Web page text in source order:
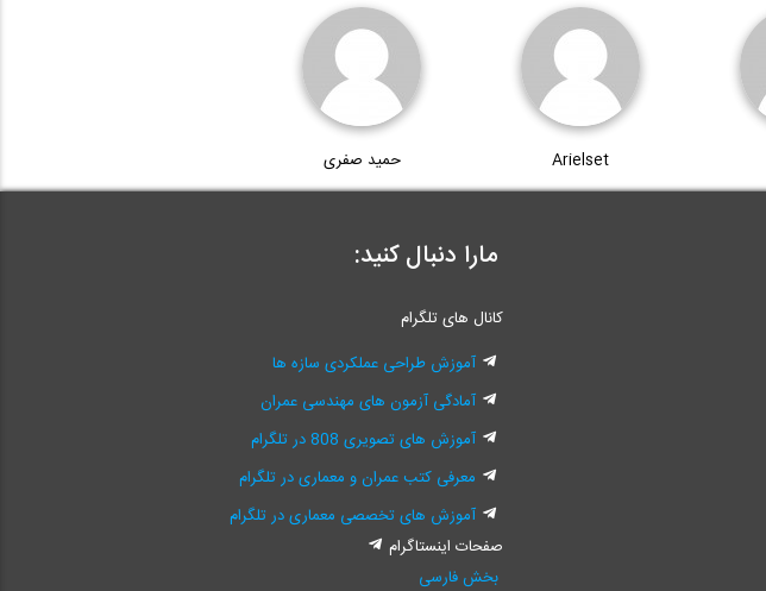
Arielset حمید صفری
مارا دنبال کنید:
کانال های تلگرام
آموزش طراحی عملکردی سازه ها
آمادگی آزمون های مهندسی عمران
آموزش های تصویری 808 در تلگرام
معرفی کتب عمران و معماری در تلگرام
آموزش های تخصصی معماری در تلگرام
صفحات اینستاگرام
بخش فارسی